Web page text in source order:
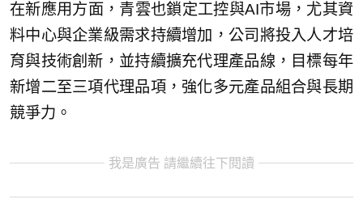
在新應用方面，青雲也鎖定工控與AI市場，尤其資
料中心與企業級需求持續增加，公司將投入人才培
育與技術創新，並持續擴充代理產品線，目標每年
新增二至三項代理品項，強化多元產品組合與長期
競爭力。
我是廣告 請繼續往下閱讀